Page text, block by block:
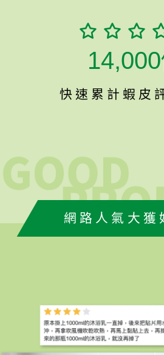
14,000
快速累計蝦皮
網路人氣大獲